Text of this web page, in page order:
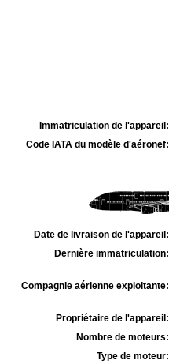
Immatriculation de l'appareil:
Code IATA du modèle d'aéronef:
Date de livraison de l'appareil:
Dernière immatriculation:
Compagnie aérienne exploitante:
Propriétaire de l'appareil:
Nombre de moteurs:
Type de moteur: